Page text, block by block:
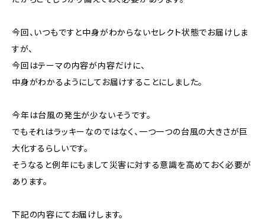
今回、いつもですと中身がわからないセレクト状態でお届けしま
すが、
今回はテーマの内容が内容だけに、
中身がわかるようにしてお届けすることにしました。
今年は台風の発生が少ないそうです。
でもそれはラッキーなのではなく、一つ一つの台風の大きさが巨
大化するらしいです。
そうなると例年にもまして災害に対する意識を高めておく必要が
あります。
下記の内容にてお届けします。